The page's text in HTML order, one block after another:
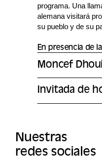
programa. Una
alemana visitará
su pueblo y de su
En presencia de
Moncef
Invitada de
Nuestras
redes sociales